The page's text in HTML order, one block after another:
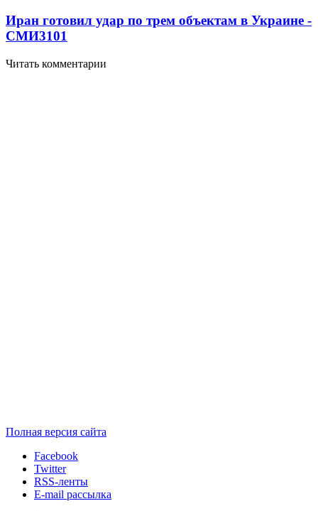
Иран готовил удар по трем объектам в Украине -
СМИ3101
Читать комментарии
Полная версия сайта
Facebook
Twitter
RSS-ленты
E-mail рассылка